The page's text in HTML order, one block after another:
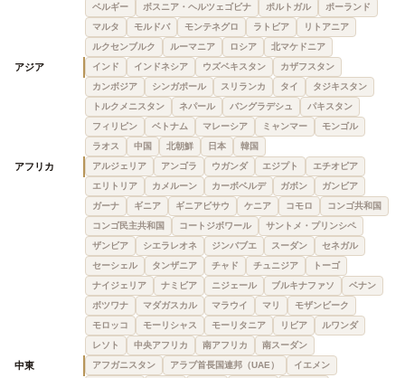
ベルギー
ボスニア・ヘルツェゴビナ ポルトガル
ポーランド
マルタ
モルドバ モンテネグロ ラトビア
リトアニア
ルクセンブルク
ルーマニア ロシア 北マケドニア
アジア インド インドネシア ウズベキスタン
カザフスタン
カンボジア
シンガポール スリランカ タイ
タジキスタン
トルクメニスタン
ネパール バングラデシュ
パキスタン
フィリピン
ベトナム マレーシア ミャンマー
モンゴル
ラオス
中国 北朝鮮 日本 韓国
アフリカ アルジェリア アンゴラ ウガンダ エジプト
エチオピア
エリトリア
カメルーン カーボベルデ ガボン
ガンビア
ガーナ
ギニア ギニアビサウ ケニア コモロ
コンゴ共和国
コンゴ民主共和国
コートジボワール
サントメ・プリンシペ
ザンビア
シエラレオネ ジンバブエ スーダン
セネガル
セーシェル
タンザニア チャド チュニジア
トーゴ
ナイジェリア
ナミビア ニジェール ブルキナファソ
ベナン
ボツワナ
マダガスカル マラウイ マリ
モザンビーク
モロッコ
モーリシャス モーリタニア リビア
ルワンダ
レソト
中央アフリカ 南アフリカ 南スーダン
中東 アフガニスタン アラブ首長国連邦（UAE）
イエメン